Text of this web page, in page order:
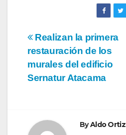
Navegación
de
entradas
Realizan la primera
restauración de los
murales del edificio
Sernatur Atacama
ByAldo Ortiz